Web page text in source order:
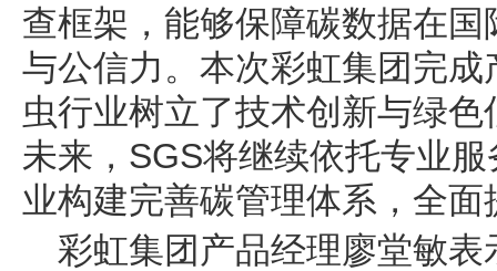
查框架，能够保障碳数据在
与公信力。本次彩虹集团完
虫行业树立了技术创新与绿
未来，SGS将继续依托专业
业构建完善碳管理体系，全
彩虹集团产品经理廖堂敏